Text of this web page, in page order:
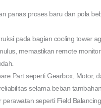
panas proses baru dan pola
pada bagian cooling tower
memastikan remote
Part seperti Gearbox, Motor,
selama beban
perawatan seperti Field